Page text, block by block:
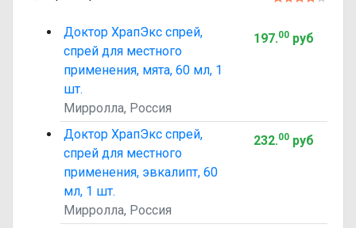
Доктор ХрапЭкс спрей,
спрей для местного
применения, мята, 60 мл, 1
шт.
Мирролла, Россия
197.00руб
Доктор ХрапЭкс спрей,
спрей для местного
применения, эвкалипт, 60
мл, 1 шт.
Мирролла, Россия
232.00руб